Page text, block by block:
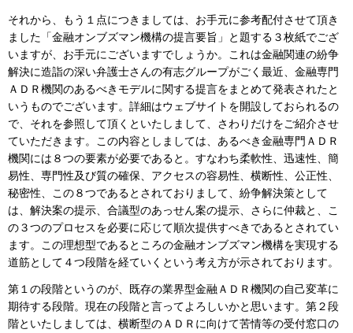
それから、もう１点につきましては、お手元に参考配付させて頂き
ました「金融オンブズマン機構の提言要旨」と題する３枚紙でござ
いますが、お手元にございますでしょうか。これは金融関連の紛争
解決に造詣の深い弁護士さんの有志グループがごく最近、金融専門
ＡＤＲ機関のあるべきモデルに関する提言をまとめて発表されたと
いうものでございます。詳細はウェブサイトを開設しておられるの
で、それを参照して頂くといたしまして、さわりだけをご紹介させ
ていただきます。この内容としましては、あるべき金融専門ＡＤＲ
機関には８つの要素が必要であると。すなわち柔軟性、迅速性、簡
易性、専門性及び質の確保、アクセスの容易性、横断性、公正性、
秘密性、この８つであるとされておりまして、紛争解決策として
は、解決案の提示、合議型のあっせん案の提示、さらに仲裁と、こ
の３つのプロセスを必要に応じて順次提供すべきであるとされてい
ます。この理想型であるところの金融オンブズマン機構を実現する
道筋として４つ段階を経ていくという考え方が示されております。
第１の段階というのが、既存の業界型金融ＡＤＲ機関の自己変革に
期待する段階。現在の段階と言ってよろしいかと思います。第２段
階といたしましては、横断型のＡＤＲに向けて苦情等の受付窓口の